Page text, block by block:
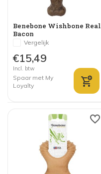
Benebone Wishbone Real
Bacon
Vergelijk
€15,49
Incl. btw
Spaar met My
Loyalty